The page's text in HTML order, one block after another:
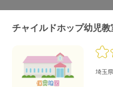
チャイルドホップ幼児教
埼玉